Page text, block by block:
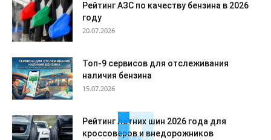
Рейтинг АЗС по качеству бензина в 2026
году
20.07.2026
Топ-9 сервисов для отслеживания
наличия бензина
15.07.2026
Рейтинг летних шин 2026 года для
кроссоверов и внедорожников